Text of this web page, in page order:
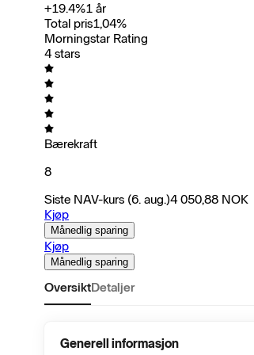
+19.4%1 år
Total pris1,04%
Morningstar Rating
4 stars
Bærekraft
8
Siste NAV-kurs (6. aug.)4 050,88 NOK
Kjøp
Månedlig sparing
Kjøp
Månedlig sparing
OversiktDetaljer
Generell informasjon